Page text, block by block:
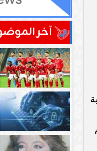
آخر